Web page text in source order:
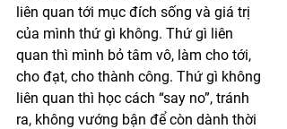
liên quan tới mục đích sống và giá trị
của mình thứ gì không. Thứ gì liên
quan thì mình bỏ tâm vô, làm cho tới,
cho đạt, cho thành công. Thứ gì không
liên quan thì học cách “say no”, tránh
ra, không vướng bận để còn dành thời